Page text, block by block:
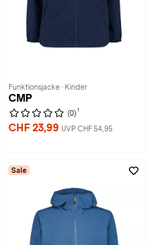
Funktionsjacke · Kinder
CMP
(0) 1
CHF 23,99 UVP CHF 54,95
Sale